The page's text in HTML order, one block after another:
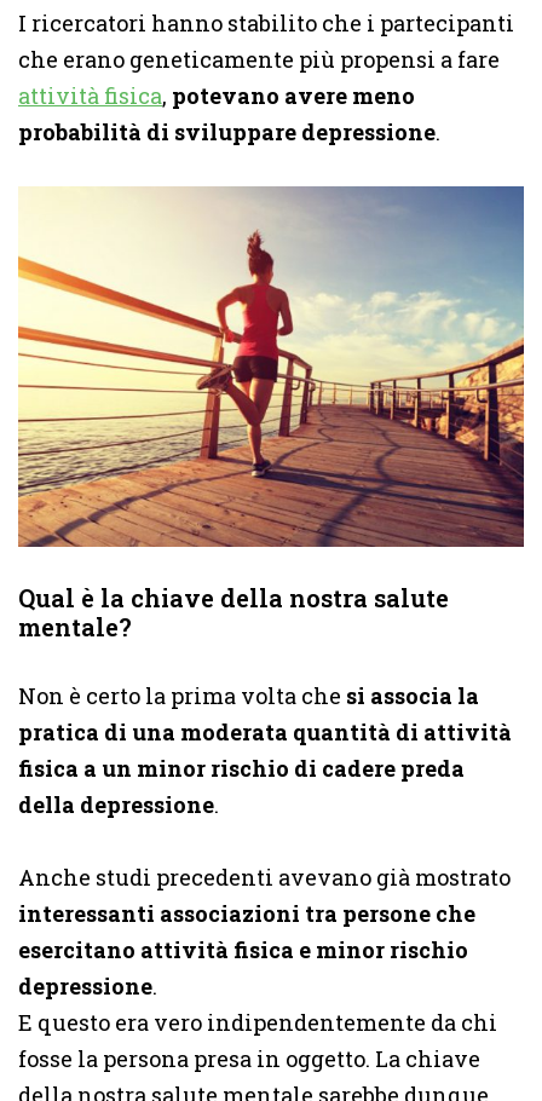
I ricercatori hanno stabilito che i partecipanti
che erano geneticamente più propensi a fare
attività fisica, potevano avere meno
probabilità di sviluppare depressione.
Qual è la chiave della nostra salute
mentale?
Non è certo la prima volta che si associa la
pratica di una moderata quantità di attività
fisica a un minor rischio di cadere preda
della depressione.
Anche studi precedenti avevano già mostrato
interessanti associazioni tra persone che
esercitano attività fisica e minor rischio
depressione.
E questo era vero indipendentemente da chi
fosse la persona presa in oggetto. La chiave
della nostra salute mentale sarebbe dunque